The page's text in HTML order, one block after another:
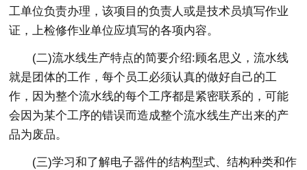
工单位负责办理，该项目的负责人或是技术员填写作业
证，上检修作业单位应填写的各项内容。
(二)流水线生产特点的简要介绍:顾名思义，流水线
就是团体的工作，每个员工必须认真的做好自己的工
作，因为整个流水线的每个工序都是紧密联系的，可能
会因为某个工序的错误而造成整个流水线生产出来的产
品为废品。
(三)学习和了解电子器件的结构型式、结构种类和作